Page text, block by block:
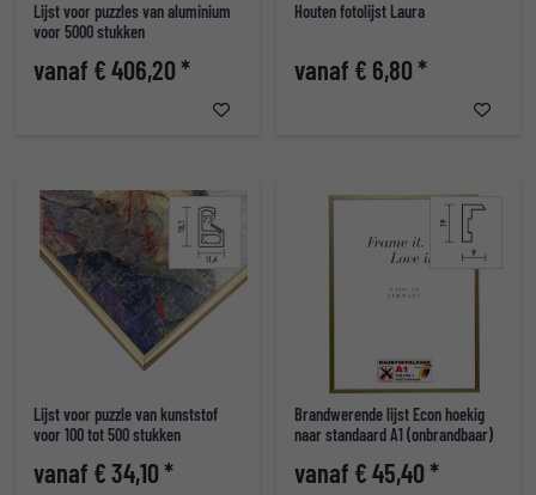
Lijst voor puzzles van aluminium
voor 5000 stukken
vanaf € 406,20 *
Houten fotolijst Laura
vanaf € 6,80 *
Lijst voor puzzle van kunststof
voor 100 tot 500 stukken
vanaf € 34,10 *
Brandwerende lijst Econ hoekig
naar standaard A1 (onbrandbaar)
vanaf € 45,40 *